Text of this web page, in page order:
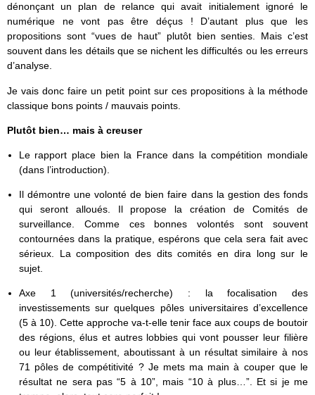
dénonçant un plan de relance qui avait initialement ignoré le
numérique ne vont pas être déçus ! D’autant plus que les
propositions sont “vues de haut” plutôt bien senties. Mais c’est
souvent dans les détails que se nichent les difficultés ou les erreurs
d’analyse.
Je vais donc faire un petit point sur ces propositions à la méthode
classique bons points / mauvais points.
Plutôt bien… mais à creuser
Le rapport place bien la France dans la compétition mondiale
(dans l’introduction).
Il démontre une volonté de bien faire dans la gestion des fonds
qui seront alloués. Il propose la création de Comités de
surveillance. Comme ces bonnes volontés sont souvent
contournées dans la pratique, espérons que cela sera fait avec
sérieux. La composition des dits comités en dira long sur le
sujet.
Axe 1 (universités/recherche) : la focalisation des
investissements sur quelques pôles universitaires d’excellence
(5 à 10). Cette approche va-t-elle tenir face aux coups de boutoir
des régions, élus et autres lobbies qui vont pousser leur filière
ou leur établissement, aboutissant à un résultat similaire à nos
71 pôles de compétitivité ? Je mets ma main à couper que le
résultat ne sera pas “5 à 10”, mais “10 à plus…”. Et si je me